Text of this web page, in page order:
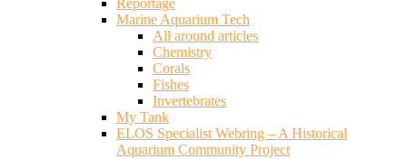
Reportage
Marine Aquarium Tech
All around articles
Chemistry
Corals
Fishes
Invertebrates
My Tank
ELOS Specialist Webring – A Historical
Aquarium Community Project